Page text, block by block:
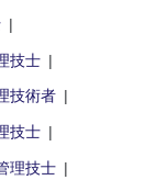
技士
技術者
技士
理技士